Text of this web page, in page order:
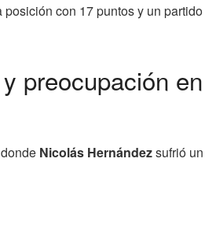
con 17 puntos y un partido
preocupación en
Nicolás Hernándezsufrió un